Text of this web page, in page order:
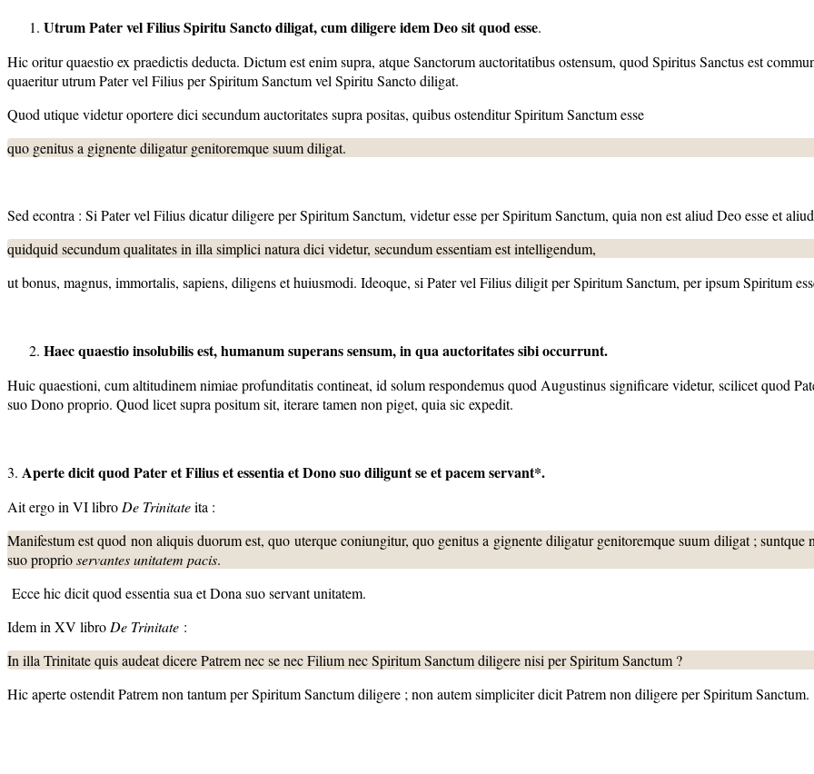
Utrum Pater vel Filius Spiritu Sancto diligat, cum diligere idemDeo sit quod esse.
Hic oritur quaestio ex praedictis deducta. Dictum est enim supra, atque Sanctorum auctoritatibus ostensum, quod Spiritus Sanctus est
quaeritur utrum Pater vel Filius per Spiritum Sanctum vel Spiritu Sancto diligat.
Quod utique videtur oportere dici secundum auctoritates supra positas, quibus ostenditur Spiritum Sanctum esse
quo genitus a gignente diligatur genitoremque suum diligat.
Sed econtra : Si Pater vel Filius dicatur diligere per Spiritum Sanctum, videtur esse per Spiritum Sanctum, quia non est aliud Deo esse et
quidquid secundum qualitates in illa simplici natura dici videtur, secundum essentiam est intelligendum,
ut bonus, magnus, immortalis, sapiens, diligens et huiusmodi. Ideoque, si Pater vel Filius diligit per Spiritum Sanctum, per ipsum Spiritum
Haec quaestio insolubilis est, humanum superans sensum, in qua auctoritates sibi occurrunt.
Huic quaestioni, cum altitudinem nimiae profunditatis contineat, id solum respondemus quod Augustinus significare videtur, scilicet quod
suo Dono proprio. Quod licet supra positum sit, iterare tamen non piget, quia sic expedit.
3. Aperte dicit quod Pater et Filius et essentia et Dono suo diliguntse et pacem servant*.
Ait ergo in VI libro De Trinitateita :
Manifestum est quod non aliquis duorum est, quo uterque coniungitur, quo genitus a gignente diligatur genitoremque suum diligat ; suntque
suo proprioservantes unitatem pacis.
Ecce hic dicit quod essentia sua et Dona suo servant unitatem.
Idem in XV libro De Trinitate :
In illa Trinitate quis audeat dicere Patrem nec se nec Filium nec Spiritum Sanctum diligere nisi per Spiritum Sanctum ?
Hic aperte ostendit Patrem non tantum per Spiritum Sanctum diligere ; non autem simpliciter dicit Patrem non diligere per Spiritum Sanctum.